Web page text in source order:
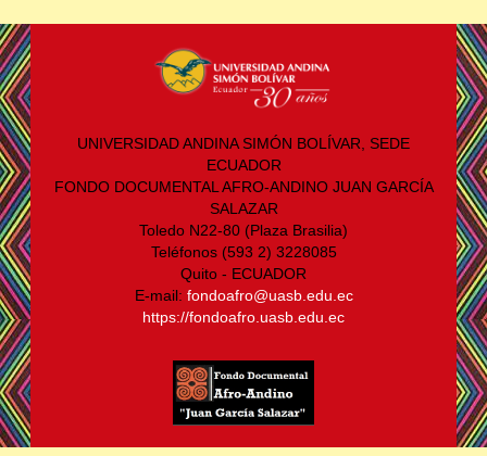
UNIVERSIDAD ANDINA SIMÓN BOLÍVAR, SEDE
ECUADOR
FONDO DOCUMENTAL AFRO-ANDINO JUAN GARCÍA
SALAZAR
Toledo N22-80 (Plaza Brasilia)
Teléfonos (593 2) 3228085
Quito - ECUADOR
E-mail: fondoafro@uasb.edu.ec
https://fondoafro.uasb.edu.ec